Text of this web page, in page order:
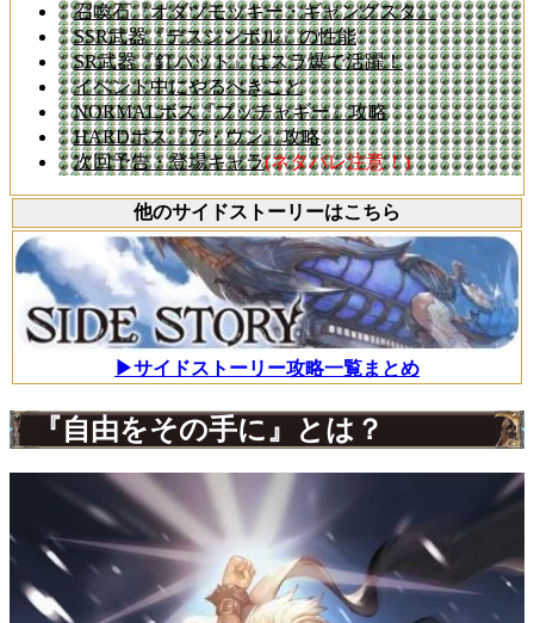
召喚石『オダヅモッキー・ギャングスタ』
SSR武器『デスシンボル』の性能
SR武器『釘バット』はスラ爆で活躍！
イベント中にやるべきこと
NORMALボス『ブッチャギー』攻略
HARDボス『ア・ウン』攻略
次回予告・登場キャラ(ネタバレ注意！)
他のサイドストーリーはこちら
▶サイドストーリー攻略一覧まとめ
『自由をその手に』とは？